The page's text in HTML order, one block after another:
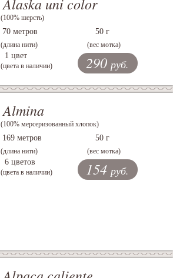
(100% шерсть)
70 метров
(длина нити)
50 г
(вес мотка)
1 цвет
(цвета в наличии) 290 руб.
Almina
(100% мерсеризованный хлопок)
169 метров
(длина нити)
50 г
(вес мотка)
6 цветов
(цвета в наличии) 154 руб.